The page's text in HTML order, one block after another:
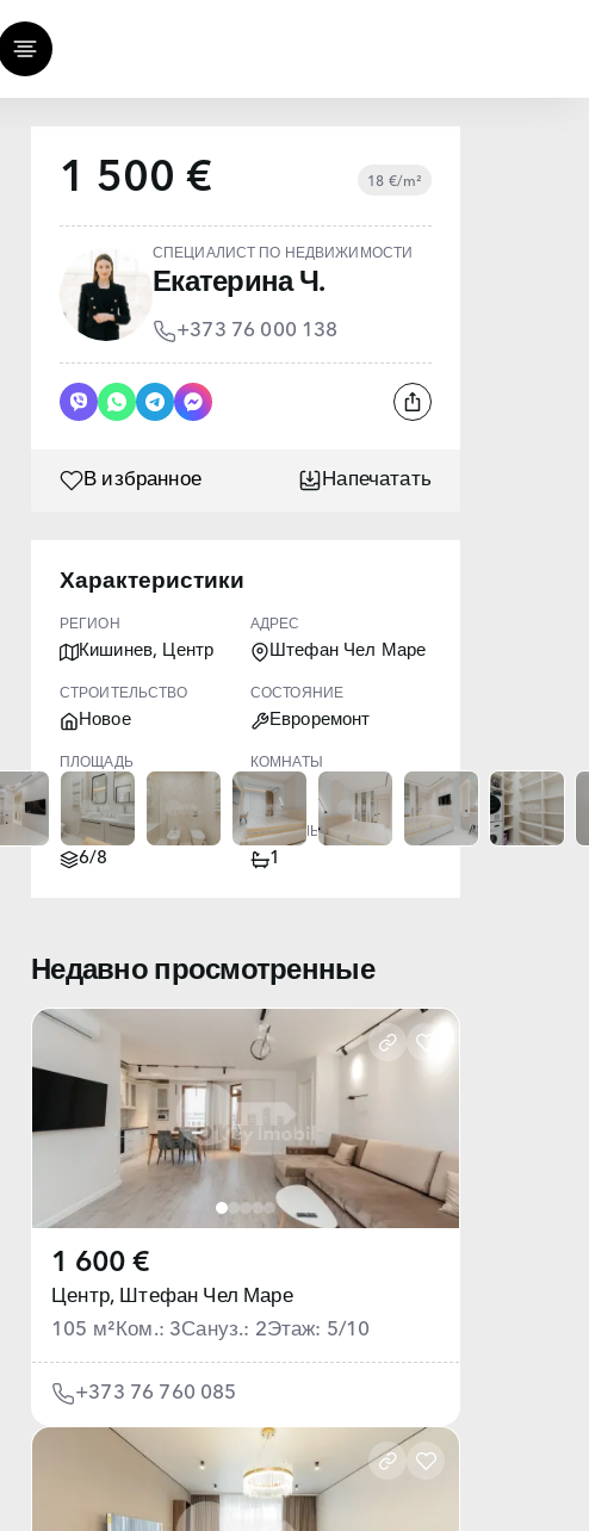
1 500 € 18 €/m²
СПЕЦИАЛИСТ ПО НЕДВИЖИМОСТИ
Екатерина Ч.
+373 76 000 138
В избранное Напечатать
Характеристики
РЕГИОН
Кишинев, Центр
АДРЕС
Штефан Чел Маре
СТРОИТЕЛЬСТВО
Новое
СОСТОЯНИЕ
Евроремонт
ПЛОЩАДЬ
82.00
КОМНАТЫ
3
ЭТАЖ
6/8
САНУЗЛЫ
1
Недавно просмотренные
1 600 €
Центр, Штефан Чел Маре
105 м² Ком.: 3Сануз.: 2Этаж: 5/10
+373 76 760 085